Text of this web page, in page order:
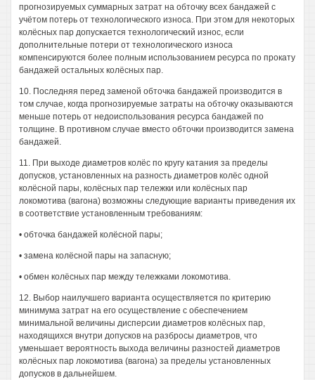
прогнозируемых суммарных затрат на обточку всех бандажей с
учётом потерь от технологического износа. При этом для некоторых
колёсных пар допускается технологический износ, если
дополнительные потери от технологического износа
компенсируются более полным использованием ресурса по прокату
бандажей остальных колёсных пар.
10. Последняя перед заменой обточка бандажей производится в
том случае, когда прогнозируемые затраты на обточку оказываются
меньше потерь от недоиспользования ресурса бандажей по
толщине. В противном случае вместо обточки производится замена
бандажей.
11. При выходе диаметров колёс по кругу катания за пределы
допусков, установленных на разность диаметров колёс одной
колёсной пары, колёсных пар тележки или колёсных пар
локомотива (вагона) возможны следующие варианты приведения их
в соответствие установленным требованиям:
• обточка бандажей колёсной пары;
• замена колёсной пары на запасную;
• обмен колёсных пар между тележками локомотива.
12. Выбор наилучшего варианта осуществляется по критерию
минимума затрат на его осуществление с обеспечением
минимальной величины дисперсии диаметров колёсных пар,
находящихся внутри допусков на разбросы диаметров, что
уменьшает вероятность выхода величины разностей диаметров
колёсных пар локомотива (вагона) за пределы установленных
допусков в дальнейшем.